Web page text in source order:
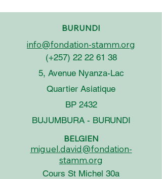
BURUNDI
info@fondation-stamm.org
(+257) 22 22 61 38
5, Avenue Nyanza-Lac
Quartier Asiatique
BP 2432
BUJUMBURA - BURUNDI
BELGIEN
miguel.david@fondation-
stamm.org
Cours St Michel 30a